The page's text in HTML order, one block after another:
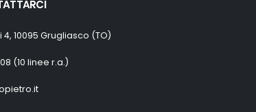
4, 10095 Grugliasco (TO)
(10 linee r.a.)